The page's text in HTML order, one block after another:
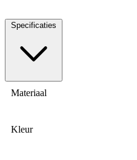
Specificaties
Materiaal
Kleur